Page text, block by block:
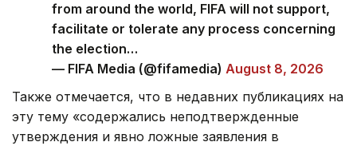
from around the world, FIFA will not support,
facilitate or tolerate any process concerning
the election…
— FIFA Media (@fifamedia) August 8, 2026
Также отмечается, что в недавних публикациях на
эту тему «содержались неподтвержденные
утверждения и явно ложные заявления в